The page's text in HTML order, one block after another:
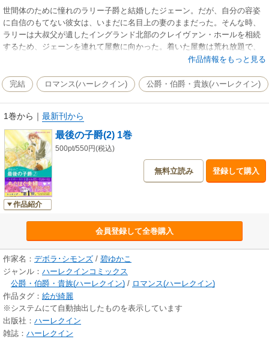
世間体のために憧れのラリー子爵と結婚したジェーン。だが、自分の容姿
に自信のもてない彼女は、いまだに名目上の妻のままだった。そんな時、
ラリーは大叔父が遺したイングランド北部のクレイヴァン・ホールを相続
するため、ジェーンを連れて屋敷に向かった。着いた屋敷は荒れ放題で、
しかも怪奇な出来事が連続する。使用人たちも恐れるなか、ジェーンだけ
に、ラリーの心も微妙に変化し始め…!?
作品情報をもっと見る
完結 ロマンス(ハーレクイン) 公爵・伯爵・貴族(ハーレクイン)
1巻から ｜ 最新刊から
作品紹介
最後の子爵(2) 1巻
500pt/550円(税込)
無料立読み 登録して購入
会員登録して全巻購入
作家名： デボラ･シモンズ / 碧ゆかこ
ジャンル： ハーレクインコミックス
公爵・伯爵・貴族(ハーレクイン) / ロマンス(ハーレクイン)
作品タグ： 絵が綺麗
※システムにて自動抽出したものを表示しています
出版社： ハーレクイン
雑誌： ハーレクイン